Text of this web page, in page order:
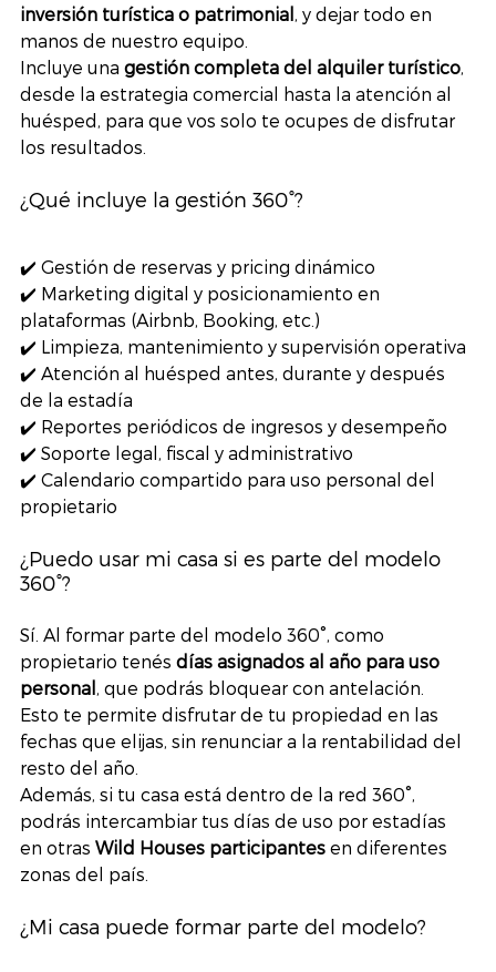
inversión turística o patrimonial , y dejar todo en
manos de nuestro equipo.
Incluye una gestión completa del alquiler turístico,
desde la estrategia comercial hasta la atención al
huésped, para que vos solo te ocupes de disfrutar
los resultados.
¿Qué incluye la gestión 360°?
✔️ Gestión de reservas y pricing dinámico
✔️ Marketing digital y posicionamiento en
plataformas (Airbnb, Booking, etc.)
✔️ Limpieza, mantenimiento y supervisión operativa
✔️ Atención al huésped antes, durante y después
de la estadía
✔️ Reportes periódicos de ingresos y desempeño
✔️ Soporte legal, fiscal y administrativo
✔️ Calendario compartido para uso personal del
propietario
¿Puedo usar mi casa si es parte del modelo
360°?
Sí. Al formar parte del modelo 360°, como
propietario tenés días asignados al año para uso
personal , que podrás bloquear con antelación.
Esto te permite disfrutar de tu propiedad en las
fechas que elijas, sin renunciar a la rentabilidad del
resto del año.
Además, si tu casa está dentro de la red 360°,
podrás intercambiar tus días de uso por estadías
en otras Wild Houses participantes en diferentes
zonas del país.
¿Mi casa puede formar parte del modelo?